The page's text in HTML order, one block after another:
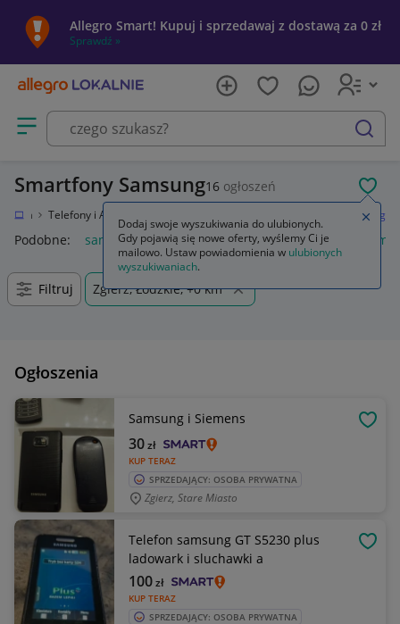
Allegro Smart! Kupuj i sprzedawaj z dostawą za 0 zł
Sprawdź »
Otwórz menu z kategoriami
szukaj
Smartfony Samsung16 ogłoszeń
Telefony i Akcesoria Samsung
Podobne: samsung s25 samsung s26 samsung s24
Filtruj Zgierz, Łódzkie, +0 km
Ogłoszenia
Samsung i Siemens
KUP TERAZ
30zł
SPRZEDAJĄCY: OSOBA PRYWATNA
Zgierz, Stare Miasto
Telefon samsung GT S5230 plus
ladowark i sluchawki a
KUP TERAZ
100zł
SPRZEDAJĄCY: OSOBA PRYWATNA
Dodaj swoje wyszukiwania do ulubionych.
Gdy pojawią się nowe oferty, wyślemy Ci je
mailowo. Ustaw powiadomienia w ulubionych
wyszukiwaniach.